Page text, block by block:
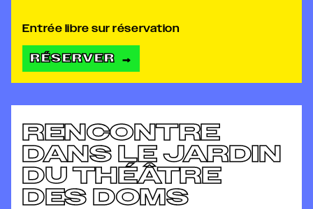
Entrée libre sur réservation
RÉSERVER →
RENCONTRE
DANS LE JARDIN
DU THÉÂTRE
DES DOMS